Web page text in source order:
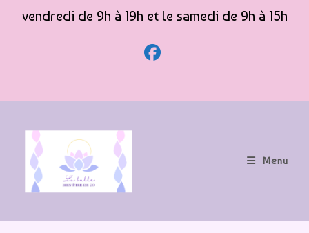
vendredi de 9h à 19h et le samedi de 9h à 15h
Menu